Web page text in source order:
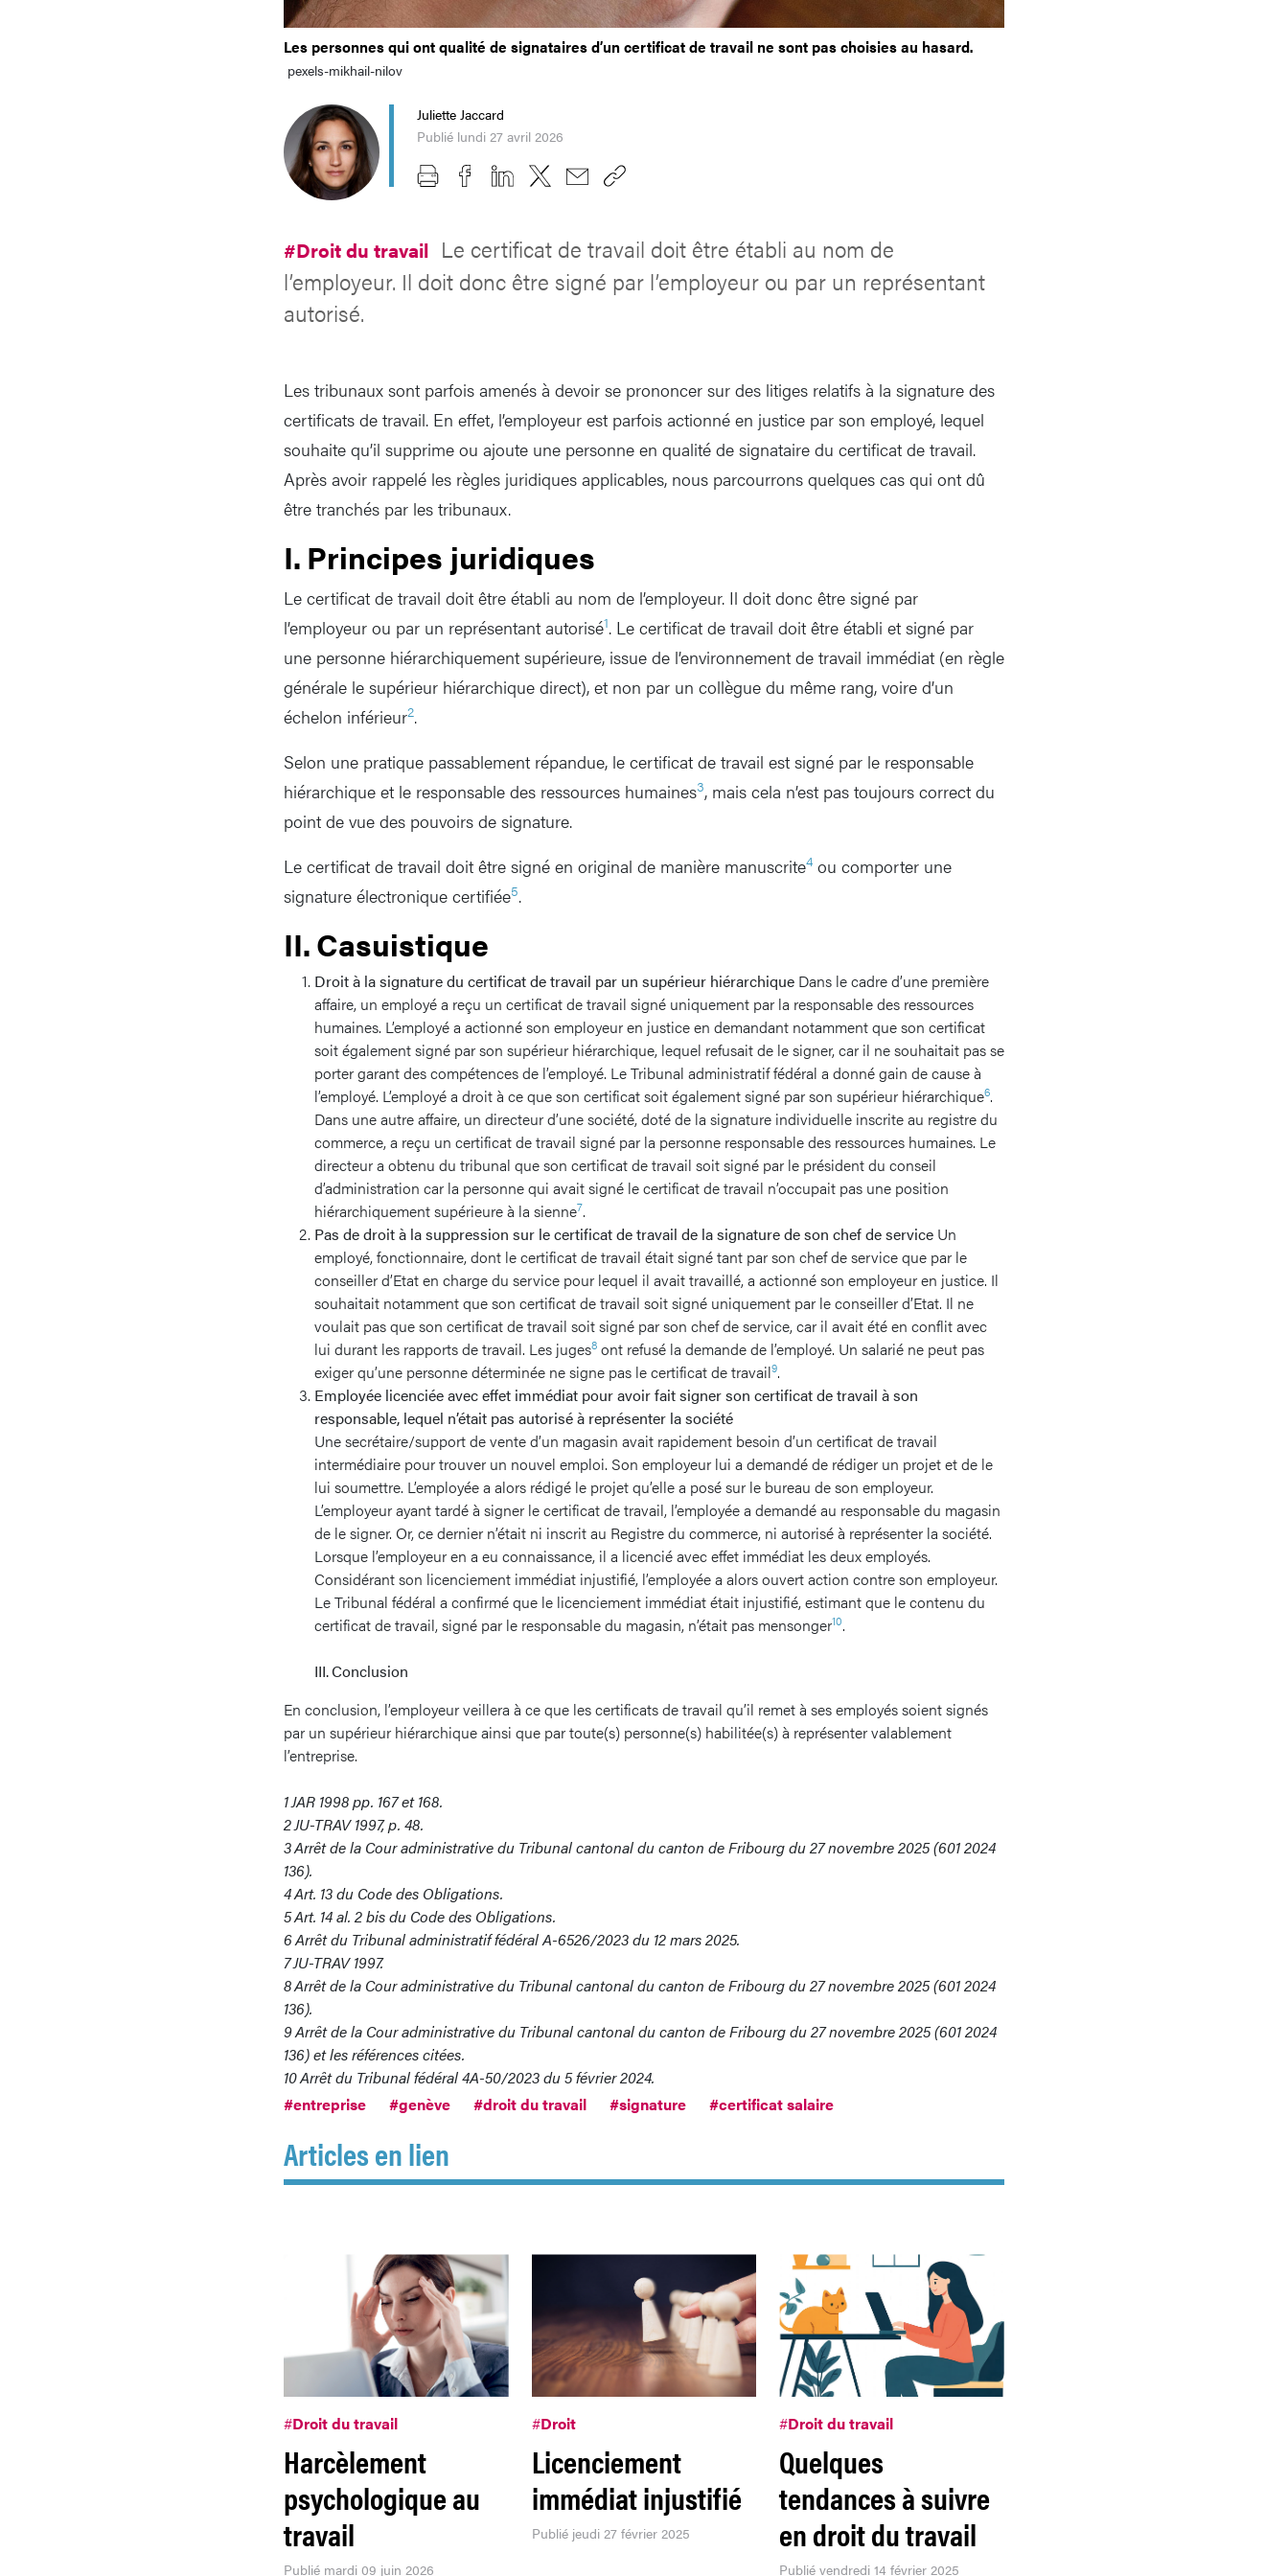
Les personnes qui ont qualité de signataires d’un certificat de travail ne sont pas choisies au hasard.
pexels-mikhail-nilov
Juliette Jaccard
Publié lundi 27 avril 2026
#Droit du travail Le certificat de travail doit être établi au nom de
l’employeur. Il doit donc être signé par l’employeur ou par un représentant
autorisé.
Les tribunaux sont parfois amenés à devoir se prononcer sur des litiges relatifs à la signature des
certificats de travail. En effet, l’employeur est parfois actionné en justice par son employé, lequel
souhaite qu’il supprime ou ajoute une personne en qualité de signataire du certificat de travail.
Après avoir rappelé les règles juridiques applicables, nous parcourrons quelques cas qui ont dû
être tranchés par les tribunaux.
I. Principes juridiques
Le certificat de travail doit être établi au nom de l’employeur. Il doit donc être signé par
l’employeur ou par un représentant autorisé1. Le certificat de travail doit être établi et signé par
une personne hiérarchiquement supérieure, issue de l’environnement de travail immédiat (en règle
générale le supérieur hiérarchique direct), et non par un collègue du même rang, voire d’un
échelon inférieur2.
Selon une pratique passablement répandue, le certificat de travail est signé par le responsable
hiérarchique et le responsable des ressources humaines3, mais cela n’est pas toujours correct du
point de vue des pouvoirs de signature.
Le certificat de travail doit être signé en original de manière manuscrite4 ou comporter une
signature électronique certifiée5.
II. Casuistique
Droit à la signature du certificat de travail par un supérieur hiérarchique Dans le cadre d’une première
affaire, un employé a reçu un certificat de travail signé uniquement par la responsable des ressources
humaines. L’employé a actionné son employeur en justice en demandant notamment que son certificat
soit également signé par son supérieur hiérarchique, lequel refusait de le signer, car il ne souhaitait pas se
porter garant des compétences de l’employé. Le Tribunal administratif fédéral a donné gain de cause à
l’employé. L’employé a droit à ce que son certificat soit également signé par son supérieur hiérarchique6.
Dans une autre affaire, un directeur d’une société, doté de la signature individuelle inscrite au registre du
commerce, a reçu un certificat de travail signé par la personne responsable des ressources humaines. Le
directeur a obtenu du tribunal que son certificat de travail soit signé par le président du conseil
d’administration car la personne qui avait signé le certificat de travail n’occupait pas une position
hiérarchiquement supérieure à la sienne7.
Pas de droit à la suppression sur le certificat de travail de la signature de son chef de service Un
employé, fonctionnaire, dont le certificat de travail était signé tant par son chef de service que par le
conseiller d’Etat en charge du service pour lequel il avait travaillé, a actionné son employeur en justice. Il
souhaitait notamment que son certificat de travail soit signé uniquement par le conseiller d’Etat. Il ne
voulait pas que son certificat de travail soit signé par son chef de service, car il avait été en conflit avec
lui durant les rapports de travail. Les juges8 ont refusé la demande de l’employé. Un salarié ne peut pas
exiger qu’une personne déterminée ne signe pas le certificat de travail9.
Employée licenciée avec effet immédiat pour avoir fait signer son certificat de travail à son
responsable, lequel n’était pas autorisé à représenter la société
Une secrétaire/support de vente d’un magasin avait rapidement besoin d’un certificat de travail
intermédiaire pour trouver un nouvel emploi. Son employeur lui a demandé de rédiger un projet et de le
lui soumettre. L’employée a alors rédigé le projet qu’elle a posé sur le bureau de son employeur.
L’employeur ayant tardé à signer le certificat de travail, l’employée a demandé au responsable du magasin
de le signer. Or, ce dernier n’était ni inscrit au Registre du commerce, ni autorisé à représenter la société.
Lorsque l’employeur en a eu connaissance, il a licencié avec effet immédiat les deux employés.
Considérant son licenciement immédiat injustifié, l’employée a alors ouvert action contre son employeur.
Le Tribunal fédéral a confirmé que le licenciement immédiat était injustifié, estimant que le contenu du
certificat de travail, signé par le responsable du magasin, n’était pas mensonger10.
III. Conclusion
En conclusion, l’employeur veillera à ce que les certificats de travail qu’il remet à ses employés soient signés
par un supérieur hiérarchique ainsi que par toute(s) personne(s) habilitée(s) à représenter valablement
l’entreprise.
1JAR 1998 pp. 167 et 168.
2JU-TRAV 1997, p. 48.
3Arrêt de la Cour administrative du Tribunal cantonal du canton de Fribourg du 27 novembre 2025 (601 2024
136).
4Art. 13 du Code des Obligations.
5Art. 14 al. 2 bis du Code des Obligations.
6Arrêt du Tribunal administratif fédéral A-6526/2023 du 12 mars 2025.
7JU-TRAV 1997.
8Arrêt de la Cour administrative du Tribunal cantonal du canton de Fribourg du 27 novembre 2025 (601 2024
136).
9Arrêt de la Cour administrative du Tribunal cantonal du canton de Fribourg du 27 novembre 2025 (601 2024
136) et les références citées.
10Arrêt du Tribunal fédéral 4A-50/2023 du 5 février 2024.
#entreprise
#genève #droit du travail #signature #certificat salaire
Articles en lien
#Droit du travail
Harcèlement
psychologique au
travail
Publié mardi 09 juin 2026
#Droit
Licenciement
immédiat injustifié
Publié jeudi 27 février 2025
#Droit du travail
Quelques
tendances à suivre
en droit du travail
Publié vendredi 14 février 2025